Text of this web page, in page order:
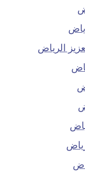
الرياض